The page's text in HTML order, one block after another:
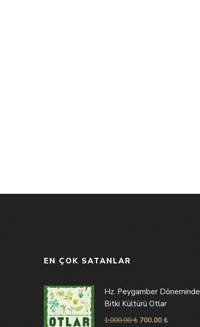
EN ÇOK SATANLAR
Hz. Peygamber Döneminde
Bitki Kültürü Otlar
1,000.00₺ 700.00 ₺